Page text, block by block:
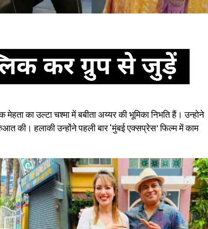
का उल्टा चश्मा में बबीता अय्यर की भूमिका निभति हैं। उन्होने
की। हलाकी उन्होंने पहली बार ‘मुंबई एक्सप्रेस’ फिल्म में काम